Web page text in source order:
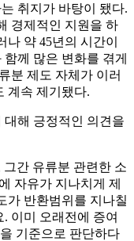
취지가 바탕이 됐다.
경제적인 지원을 하
약 45년의 시간이
께 많은 변화를 겪게
분 제도 자체가 이러
계속 제기됐다.
해 긍정적인 의견을
간 유류분 관련한 소
자유가 지나치게 제
가 반환범위를 지나칠
이미 오래전에 증여
기준으로 판단하다